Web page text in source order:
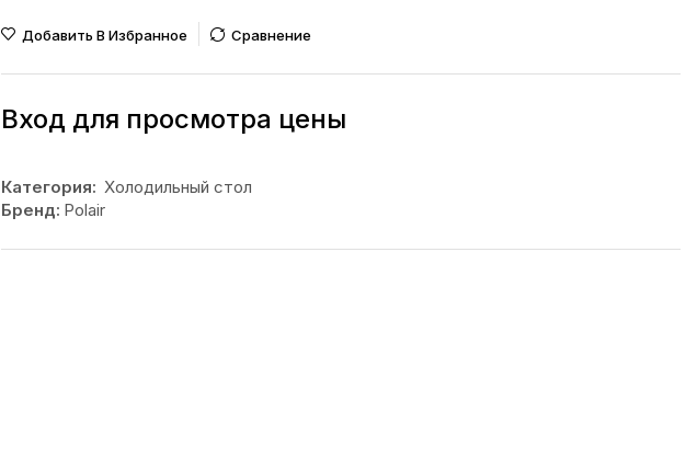
Добавить В Избранное Сравнение
Вход для просмотра цены
Категория: Холодильный стол
Бренд: Polair